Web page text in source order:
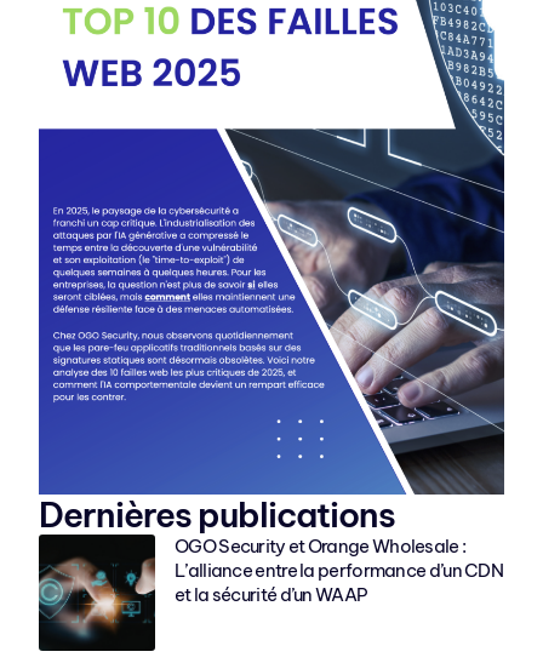
Dernières publications
OGO Security et Orange Wholesale :
L’alliance entre la performance d’un CDN
et la sécurité d’un WAAP